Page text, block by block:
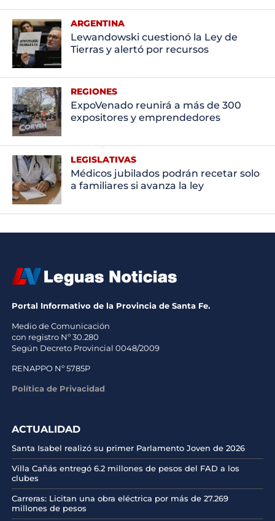
ARGENTINA
Lewandowski cuestionó la Ley de
Tierras y alertó por recursos
REGIONES
ExpoVenado reunirá a más de 300
expositores y emprendedores
LEGISLATIVAS
Médicos jubilados podrán recetar solo
a familiares si avanza la ley
Portal Informativo de la Provincia de Santa Fe.
Medio de Comunicación
con registro Nº 30.280
Según Decreto Provincial 0048/2009
RENAPPO Nº 5785P
Política de Privacidad
ACTUALIDAD
Santa Isabel realizó su primer Parlamento Joven de 2026
Villa Cañás entregó 6.2 millones de pesos del FAD a los
clubes
Carreras: Licitan una obra eléctrica por más de 27.269
millones de pesos